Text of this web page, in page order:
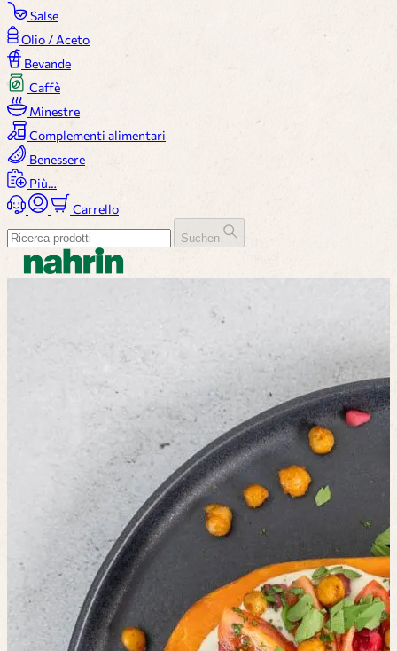
Salse
Olio / Aceto
Bevande
Caffè
Minestre
Complementi alimentari
Benessere
Più…
Carrello
Suchen